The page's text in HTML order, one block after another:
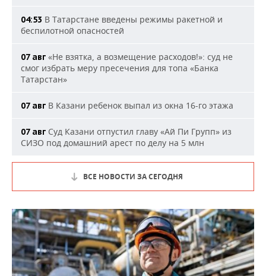
04:53 В Татарстане введены режимы ракетной и
беспилотной опасностей
07 авг «Не взятка, а возмещение расходов!»: суд не
смог избрать меру пресечения для топа «Банка
Татарстан»
07 авг В Казани ребенок выпал из окна 16-го этажа
07 авг Суд Казани отпустил главу «Ай Пи Групп» из
СИЗО под домашний арест по делу на 5 млн
ВСЕ НОВОСТИ ЗА СЕГОДНЯ